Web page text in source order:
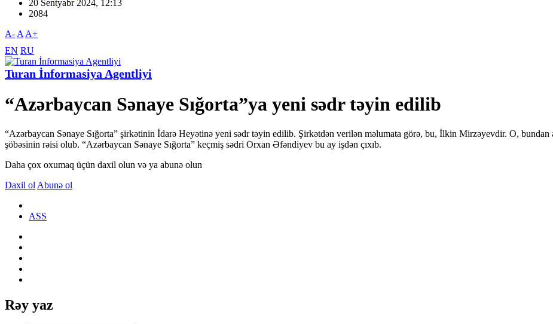
20 Sentyabr 2024, 12:13
2084
A- A A+
EN RU
Turan İnformasiya Agentliyi
“Azərbaycan Sənaye Sığorta”ya yeni sədr təyin edilib
“Azərbaycan Sənaye Sığorta” şirkətinin İdarə Heyətinə yeni sədr təyin edilib. Şirkətdən verilən məlumata görə, bu, İlkin Mirzəyevdir. O, bundan
şöbəsinin rəisi olub. “Azərbaycan Sənaye Sığorta” keçmiş sədri Orxan Əfəndiyev bu ay işdən çıxıb.
Daha çox oxumaq üçün daxil olun və ya abunə olun
Daxil ol Abunə ol
ASS
Rəy yaz